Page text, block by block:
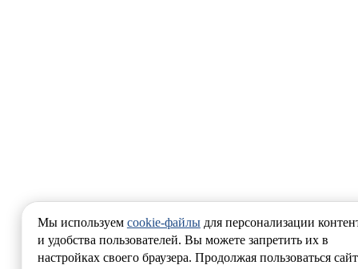
Мы используем cookie-файлыдля персонализации
и удобства пользователей. Вы можете запретить их в
настройках своего браузера. Продолжая пользоваться